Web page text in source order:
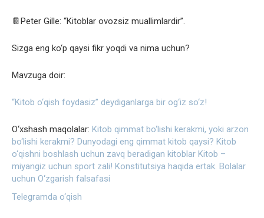
📔Peter Gille: “Kitoblar ovozsiz muallimlardir”.
Sizga eng ko‘p qaysi fikr yoqdi va nima uchun?
Mavzuga doir:
“Kitob o‘qish foydasiz” deydiganlarga bir og‘iz so‘z!
O‘xshash maqolalar: Kitob qimmat bo‘lishi kerakmi, yoki arzon
bo‘lishi kerakmi? Dunyodagi eng qimmat kitob qaysi? Kitob
o‘qishni boshlash uchun zavq beradigan kitoblar Kitob –
miyangiz uchun sport zali! Konstitutsiya haqida ertak. Bolalar
uchun O‘zgarish falsafasi
Telegramda o‘qish